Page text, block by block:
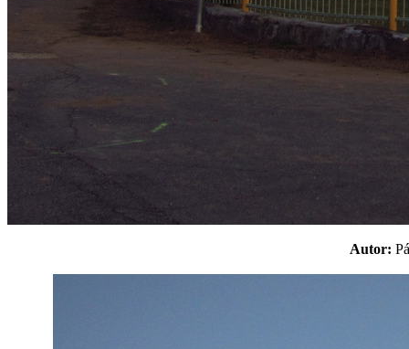
Autor: